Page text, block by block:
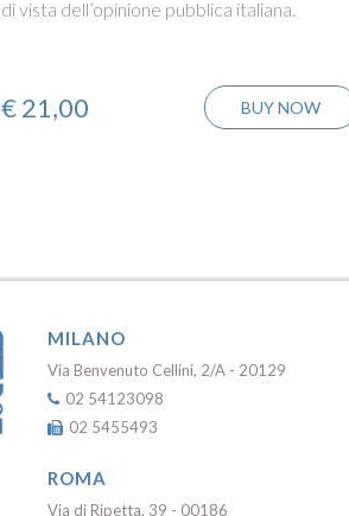
di vista dell’opinione pubblica italiana.
€21,00 BUY NOW
MILANO
Via Benvenuto Cellini, 2/A - 20129
02 54123098
02 5455493
ROMA
Via di Ripetta, 39 - 00186